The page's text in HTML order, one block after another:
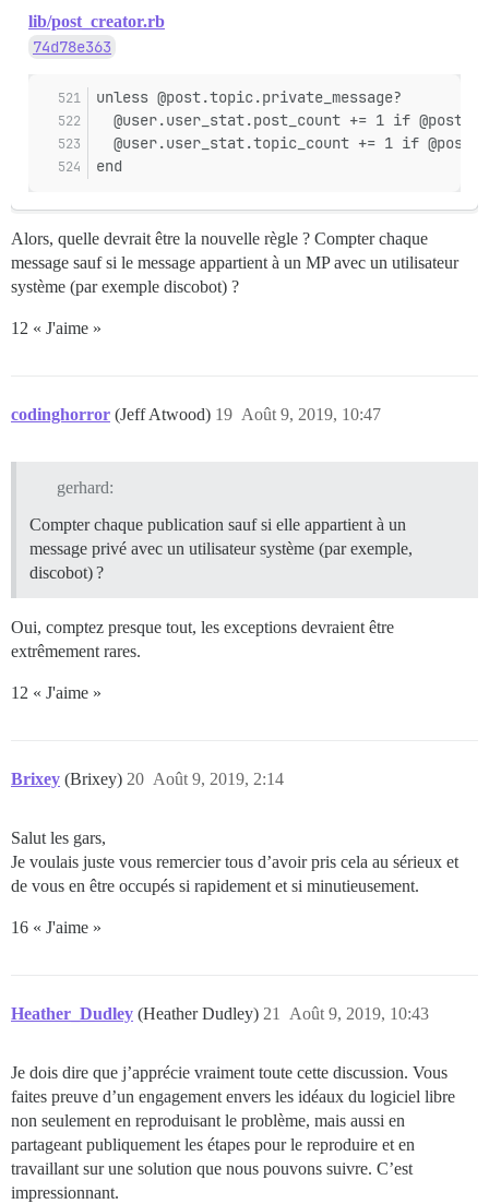
lib/post_creator.rb
74d78e363
unless @post.topic.private_message?
@user.user_stat.post_count += 1 if
@user.user_stat.topic_count += 1 if
end
Alors, quelle devrait être la nouvelle règle ? Compter chaque
message sauf si le message appartient à un MP avec un utilisateur
système (par exemple discobot) ?
12 « J'aime »
codinghorror (Jeff Atwood) Août 9, 2019, 10:47
19
gerhard:
Compter chaque publication sauf si elle appartient à un
message privé avec un utilisateur système (par exemple,
discobot) ?
Oui, comptez presque tout, les exceptions devraient être
extrêmement rares.
12 « J'aime »
Brixey (Brixey) Août 9, 2019, 2:14
20
Salut les gars,
Je voulais juste vous remercier tous d’avoir pris cela au sérieux et
de vous en être occupés si rapidement et si minutieusement.
16 « J'aime »
Heather_Dudley (Heather Dudley) Août 9, 2019, 10:43
21
Je dois dire que j’apprécie vraiment toute cette discussion. Vous
faites preuve d’un engagement envers les idéaux du logiciel libre
non seulement en reproduisant le problème, mais aussi en
partageant publiquement les étapes pour le reproduire et en
travaillant sur une solution que nous pouvons suivre. C’est
impressionnant.